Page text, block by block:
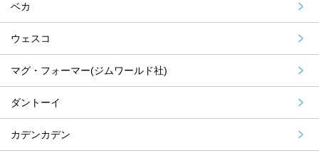
ベカ
ウェスコ
マグ・フォーマー(ジムワールド社)
ダントーイ
カデンカデン